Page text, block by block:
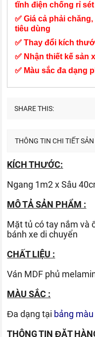
tĩnh điện chống rỉ
✅ Giá cả phải
tiêu dùng
✅ Thay đổi kích
✅ Nhận thiết kế sản
✅ Màu sắc đa dạng
SHARE THIS:
THÔNG TIN CHI TIẾT
KÍCH THƯỚC:
Ngang 1m2 x Sâu
MÔ TẢ SẢN PHẨM :
Mặt tủ có tay nắm và
bánh xe di chuyển
CHẤT LIỆU :
Ván MDF phủ
MÀU SẮC :
Đa dạng tại bảng
THÔNG TIN ĐẶT